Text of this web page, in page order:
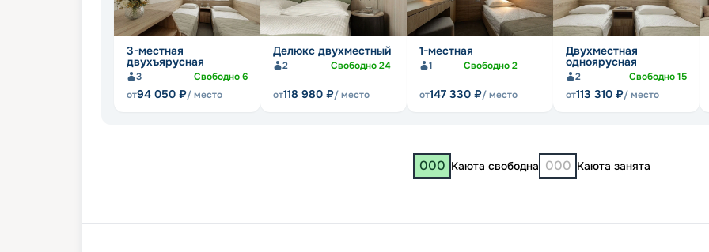
3-местная
двухъярусная
3 Свободно6
от94 050 ₽/ место
Делюкс двухместный
2 Свободно24
от118 980 ₽/ место
1-местная
1 Свободно2
от147 330 ₽/ место
Двухместная
одноярусная
2 Свободно15
от113 310 ₽/ место
000 Каюта свободна 000 Каюта занята